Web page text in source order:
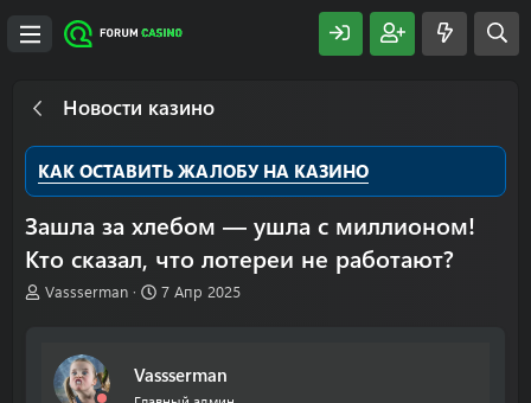
Новости казино
КАК ОСТАВИТЬ ЖАЛОБУ НА КАЗИНО
Зашла за хлебом — ушла с миллионом!
Кто сказал, что лотереи не работают?
А
Vassserman
Д
н
а
7 Апр 2025
Vassserman